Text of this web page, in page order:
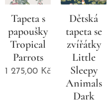
Tapeta s
papoušky
Tropical
Parrots
1 275,00 Kč
Dětská
tapeta se
zvířátky
Little
Sleepy
Animals
Dark